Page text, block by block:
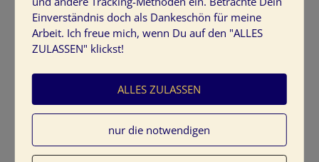
Bürogestaltung: Arbeitsumgebung und Arbeitsplatz für Wissensarbeiter
Arbeitsplatz-Wissensarbeiter-Arbeitsumgebung-
buerogestaltung
Schreibe einen Kommentar
Einverständnis doch als Dankeschön für meine
Arbeit. Ich freue mich, wenn Du auf den "ALLES
ZULASSEN" klickst!
ALLES ZULASSEN
nur die notwendigen